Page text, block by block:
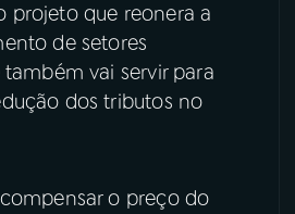
projeto que reonera a
de setores
vai servir para
dos tributos no
o preço do